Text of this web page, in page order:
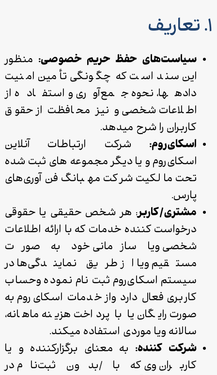
۱. تعاریف
سیاست‌های حفظ حریم خصوصی: منظور
این سند است که چگونگی تأمین امنیت
داده­ها، نحوه جمع‌آوری و استفاده از
اطلاعات شخصی و نیز محافظت از حقوق
کاربران را شرح می­دهد.
اسکای‌­روم: شرکت ارتباطات آنلاین
اسکای‌روم و یا دیگر مجموعه ­های ثبت شده
تحت مالکیت شرکت مهبانگ فن‌آوری‌های
پارس.
مشتری/کاربر: هر شخص حقیقی یا حقوقی
درخواست کننده خدمات که با ارائه اطلاعات
شخصی ویا سازمانی خود به صورت
مستقیم ویا از طریق نمایندگی‌ها در
سیستم اسکای­‌روم ثبت نام نموده وحساب
کاربری فعال دارد واز خدمات اسکای‌­روم به
صورت رایگان یا با پرداخت هزینه ماهانه،
سالانه ویا موردی استفاده می­کند.
شرکت کننده: به معنای برگزارکننده و یا
کاربران وی که با /بدون ثبت‌نام در